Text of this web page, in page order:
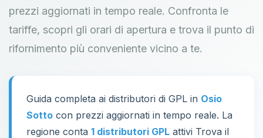
prezzi aggiornati in tempo reale. Confronta le
tariffe, scopri gli orari di apertura e trova il punto di
rifornimento più conveniente vicino a te.
Guida completa ai distributori di GPL in Osio
Sotto con prezzi aggiornati in tempo reale. La
regione conta 1 distributori GPL attivi Trova il